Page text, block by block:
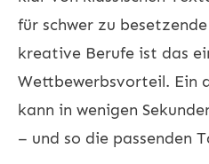
für schwer zu
kreative Berufe ist das
Wettbewerbsvorteil. Ein
kann in wenigen
– und so die passenden